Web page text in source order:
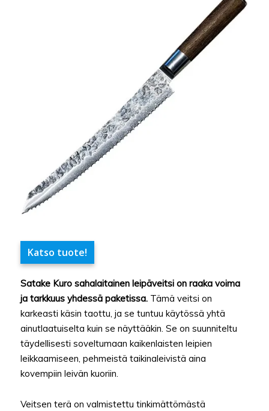
Katso tuote!
Satake Kuro sahalaitainen leipäveitsi on raaka voima
ja tarkkuus yhdessä paketissa. Tämä veitsi on
karkeasti käsin taottu, ja se tuntuu käytössä yhtä
ainutlaatuiselta kuin se näyttääkin. Se on suunniteltu
täydellisesti soveltumaan kaikenlaisten leipien
leikkaamiseen, pehmeistä taikinaleivistä aina
kovempiin leivän kuoriin.
Veitsen terä on valmistettu tinkimättömästä